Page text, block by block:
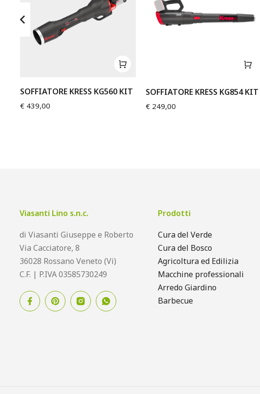
SOFFIATORE KRESS KG560 KIT
€439,00
SOFFIATORE KRESS KG854 KIT
€249,00
Viasanti Lino s.n.c.
di Viasanti Giuseppe e Roberto
Via Cacciatore, 8
36028 Rossano Veneto (Vi)
C.F. | P.IVA 03585730249
Prodotti
Cura del Verde
Cura del Bosco
Agricoltura ed Edilizia
Macchine professionali
Arredo Giardino
Barbecue